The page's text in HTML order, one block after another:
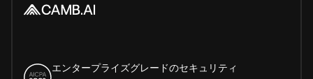
エンタープライズグレードのセキュリティ